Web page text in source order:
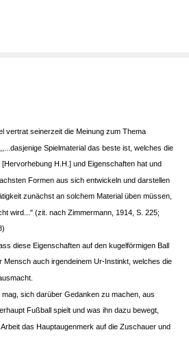
vertrat seinerzeit die Meinung zum Thema
Spielmaterial das beste ist, welches die
[Hervorhebung H.H.] und Eigenschaften hat und
Formen aus sich entwickeln und darstellen
zunächst an solchem Material üben müssen,
wird..." (zit. nach Zimmermann, 1914, S. 225;
diese Eigenschaften auf den kugelförmigen Ball
Mensch auch irgendeinem Ur-Instinkt, welches die
sich darüber Gedanken zu machen, aus
Fußball spielt und was ihn dazu bewegt,
das Hauptaugenmerk auf die Zuschauer und